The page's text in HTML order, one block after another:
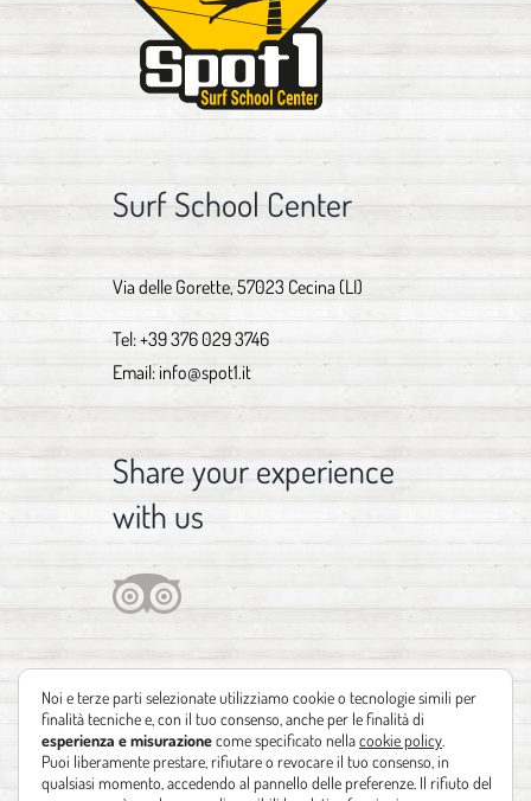
Surf School Center
Via delle Gorette, 57023 Cecina (LI)
Tel:+39 376 029 3746
Email: info@spot1.it
Share your experience
with us
Noi e terze parti selezionate utilizziamo cookie o tecnologie simili per
finalità tecniche e, con il tuo consenso, anche per le finalità di
esperienza e misurazionecome specificato nellacookie policy
Puoi liberamente prestare, rifiutare o revocare il tuo consenso, in
qualsiasi momento, accedendo al pannello delle preferenze. Il rifiuto del